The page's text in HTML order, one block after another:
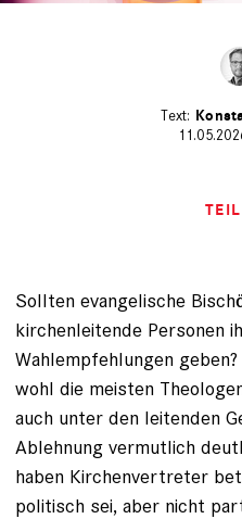
Sollten evangelische
kirchenleitende Personen
Wahlempfehlungen
wohl die meisten
auch unter den leitenden
Ablehnung vermutlich
haben Kirchenvertreter
politisch sei, aber nicht